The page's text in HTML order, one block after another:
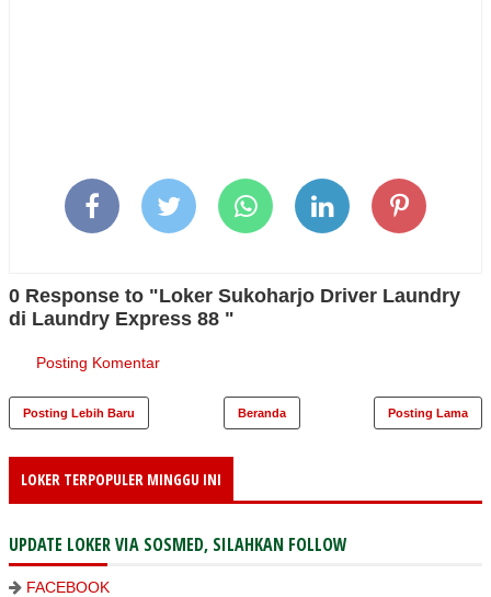
0 Response to "Loker Sukoharjo Driver Laundry
di Laundry Express 88 "
Posting Komentar
Posting Lebih Baru Posting Lama
Beranda
LOKER TERPOPULER MINGGU INI
UPDATE LOKER VIA SOSMED, SILAHKAN FOLLOW
FACEBOOK